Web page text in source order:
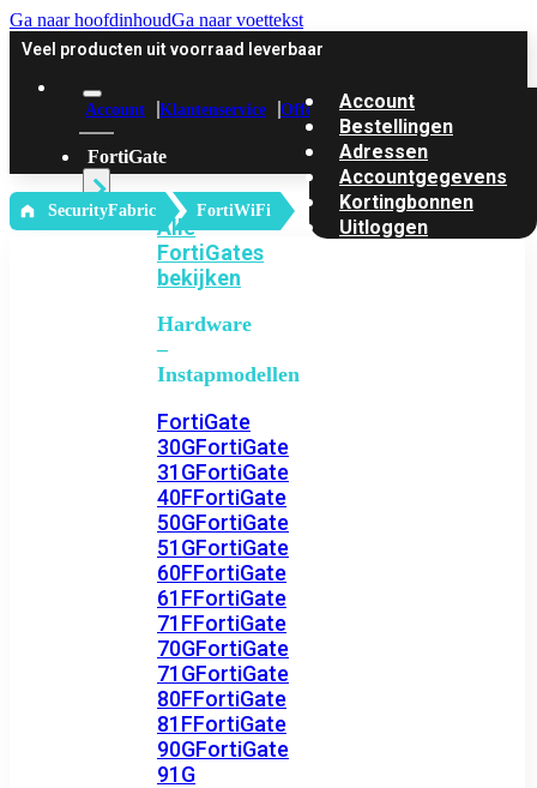
Ga naar hoofdinhoudGa naar voettekst
Veel producten uit voorraad leverbaar
Account Klantenservice Offerte
FortiGate
Alle
FortiGates
bekijken
Hardware
–
Instapmodellen
FortiGate
30GFortiGate
31GFortiGate
40FFortiGate
50GFortiGate
51GFortiGate
60FFortiGate
61FFortiGate
71FFortiGate
70GFortiGate
71GFortiGate
80FFortiGate
81FFortiGate
90GFortiGate
91G
Account
Bestellingen
Adressen
Accountgegevens
Kortingbonnen
Uitloggen
‎ SecurityFabric FortiWiFi